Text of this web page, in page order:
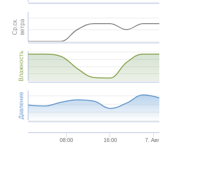
Ср.ск.ветра
Влажность
Давление
08:00 16:00 7. Авг